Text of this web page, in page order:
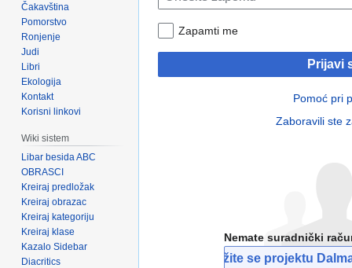
Zapamti me
Prijavi
Pomoć pri
Zaboravili ste
Nemate suradnički
Pridružite se projektu
Čakavština
Pomorstvo
Ronjenje
Judi
Libri
Ekologija
Kontakt
Korisni linkovi
Wiki sistem
Libar besida ABC
OBRASCI
Kreiraj predložak
Kreiraj obrazac
Kreiraj kategoriju
Kreiraj klase
Kazalo Sidebar
Diacritics